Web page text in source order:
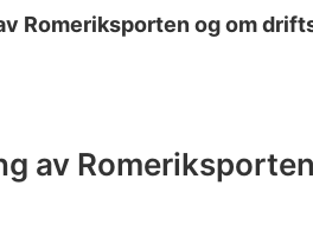
Romeriksporten og om
av Romeriksporten